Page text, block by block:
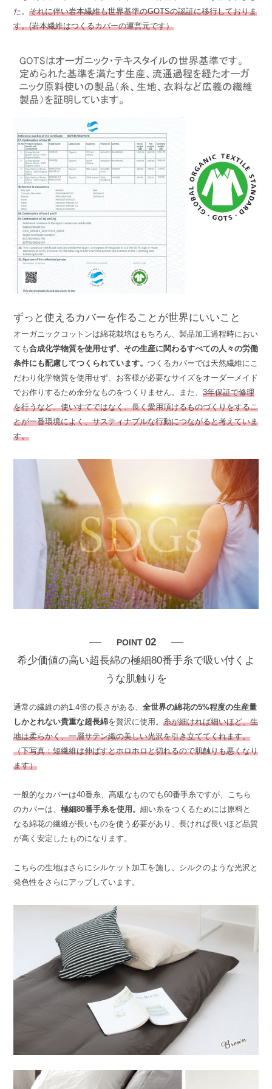
た。それに伴い岩本繊維も世界基準のGOTSの認証に移行しておりま
す。(岩本繊維はつくるカバーの運営元です）
ずっと使えるカバーを作ることが世界にいいこと
オーガニックコットンは綿花栽培はもちろん、製品加工過程時におい
ても合成化学物質を使用せず、その生産に関わるすべての人々の労働
条件にも配慮してつくられています。つくるカバーでは天然繊維にこ
だわり化学物質を使用せず、お客様が必要なサイズをオーダーメイド
でお作りするため余分なものをつくりません。また、3年保証で修理
を行うなど、使いすてではなく、長く愛用頂けるものづくりをするこ
とが一番環境によく、サスティナブルな行動につながると考えていま
す。
POINT 02
希少価値の高い超長綿の極細80番手糸で吸い付くよ
うな肌触りを
通常の繊維の約1.4倍の長さがある、全世界の綿花の5%程度の生産量
しかとれない貴重な超長綿を贅沢に使用。糸が細ければ細いほど、生
地は柔らかく、一層サテン織の美しい光沢を引き立ててくれます。
（下写真：短繊維は伸ばすとホロホロと切れるので肌触りも悪くなり
ます）
一般的なカバーは40番糸、高級なものでも60番手糸ですが、こちら
のカバーは、極細80番手糸を使用。細い糸をつくるためには原料と
なる綿花の繊維が長いものを使う必要があり、長ければ長いほど品質
が高く安定したものになります。
こちらの生地はさらにシルケット加工を施し、シルクのような光沢と
発色性をさらにアップしています。